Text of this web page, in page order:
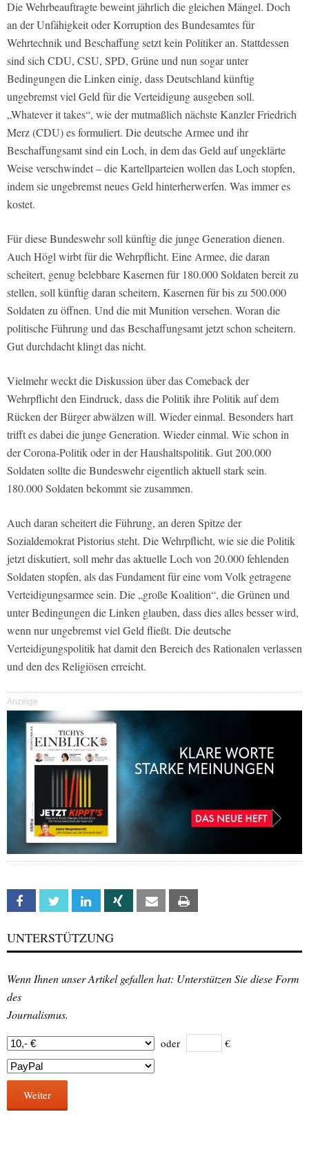
Die Wehrbeauftragte beweint jährlich die gleichen Mängel. Doch
an der Unfähigkeit oder Korruption des Bundesamtes für
Wehrtechnik und Beschaffung setzt kein Politiker an. Stattdessen
sind sich CDU, CSU, SPD, Grüne und nun sogar unter
Bedingungen die Linken einig, dass Deutschland künftig
ungebremst viel Geld für die Verteidigung ausgeben soll.
„Whatever it takes“, wie der mutmaßlich nächste Kanzler Friedrich
Merz (CDU) es formuliert. Die deutsche Armee und ihr
Beschaffungsamt sind ein Loch, in dem das Geld auf ungeklärte
Weise verschwindet – die Kartellparteien wollen das Loch stopfen,
indem sie ungebremst neues Geld hinterherwerfen. Was immer es
kostet.
Für diese Bundeswehr soll künftig die junge Generation dienen.
Auch Högl wirbt für die Wehrpflicht. Eine Armee, die daran
scheitert, genug belebbare Kasernen für 180.000 Soldaten bereit zu
stellen, soll künftig daran scheitern, Kasernen für bis zu 500.000
Soldaten zu öffnen. Und die mit Munition versehen. Woran die
politische Führung und das Beschaffungsamt jetzt schon scheitern.
Gut durchdacht klingt das nicht.
Vielmehr weckt die Diskussion über das Comeback der
Wehrpflicht den Eindruck, dass die Politik ihre Politik auf dem
Rücken der Bürger abwälzen will. Wieder einmal. Besonders hart
trifft es dabei die junge Generation. Wieder einmal. Wie schon in
der Corona-Politik oder in der Haushaltspolitik. Gut 200.000
Soldaten sollte die Bundeswehr eigentlich aktuell stark sein.
180.000 Soldaten bekommt sie zusammen.
Auch daran scheitert die Führung, an deren Spitze der
Sozialdemokrat Pistorius steht. Die Wehrpflicht, wie sie die Politik
jetzt diskutiert, soll mehr das aktuelle Loch von 20.000 fehlenden
Soldaten stopfen, als das Fundament für eine vom Volk getragene
Verteidigungsarmee sein. Die „große Koalition“, die Grünen und
unter Bedingungen die Linken glauben, dass dies alles besser wird,
wenn nur ungebremst viel Geld fließt. Die deutsche
Verteidigungspolitik hat damit den Bereich des Rationalen verlassen
und den des Religiösen erreicht.
Anzeige
Facebook Twitter Linkedin Xing Email
UNTERSTÜTZUNG
Wenn Ihnen unser Artikel gefallen hat: Unterstützen Sie diese Form
des
Journalismus.
oder €
Weiter